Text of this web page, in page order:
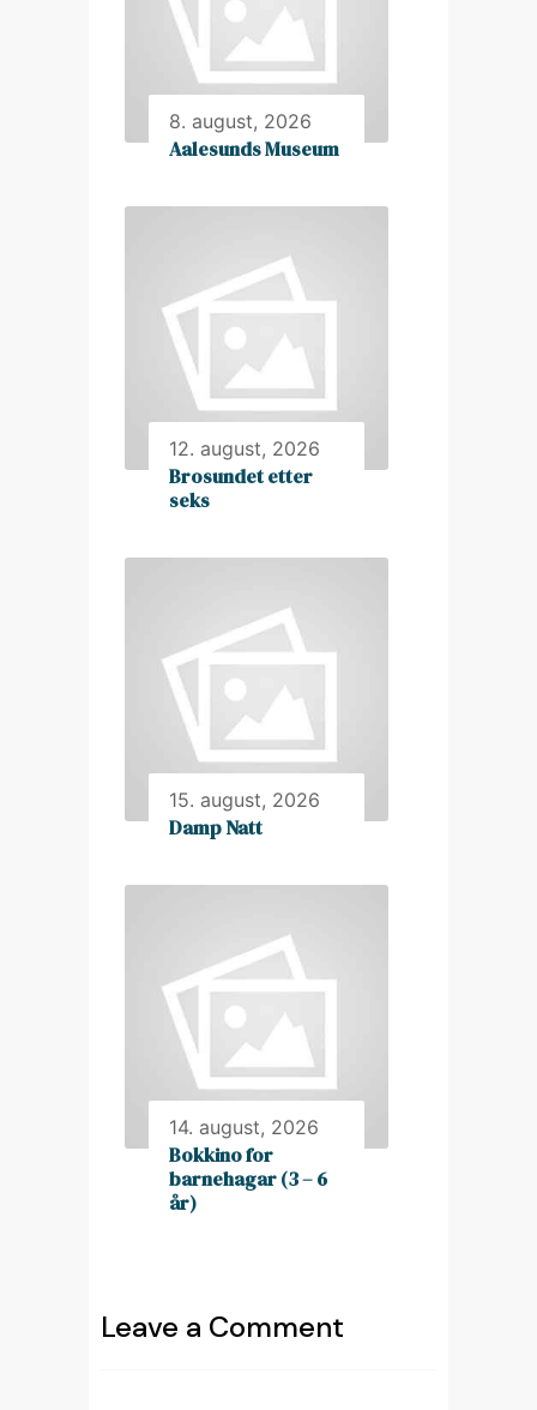
8. august, 2026
Aalesunds Museum
12. august, 2026
Brosundet etter
seks
15. august, 2026
Damp Natt
14. august, 2026
Bokkino for
barnehagar (3 – 6
år)
Leave a Comment